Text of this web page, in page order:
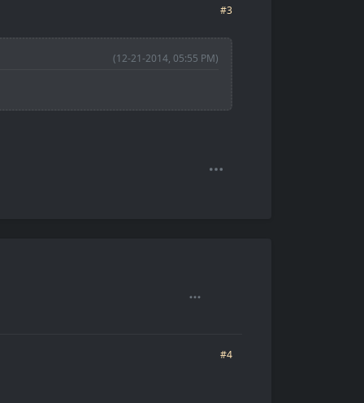
#3
(12-21-2014, 05:55 PM)
#4